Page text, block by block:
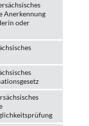
Anerkennung
oder